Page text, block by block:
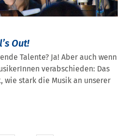
Out!
Talente? Ja! Aber auch wenn
verabschieden: Das
wie stark die Musik an unserer